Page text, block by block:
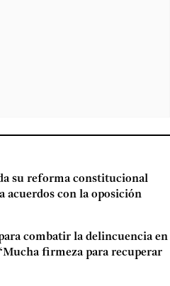
su reforma constitucional
acuerdos con la oposición
combatir la delincuencia en
firmeza para recuperar